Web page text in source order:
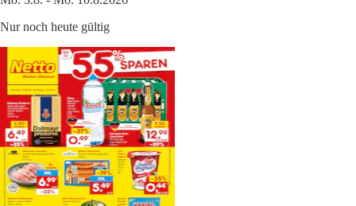
Nur noch heute gültig